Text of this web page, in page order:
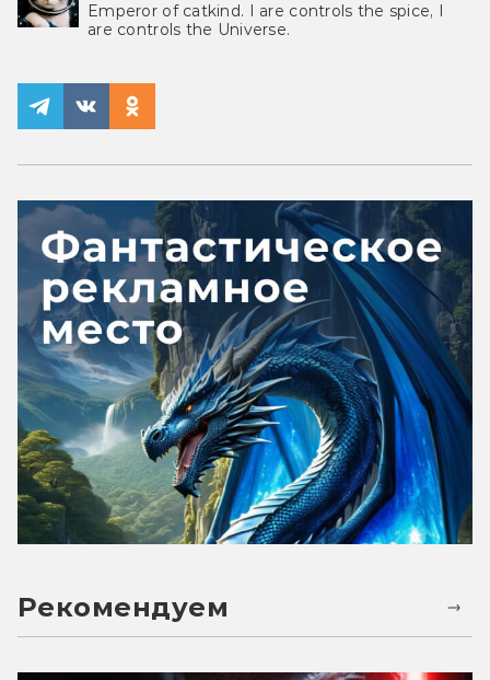
Emperor of catkind. I are controls the spice, I
are controls the Universe.
Рекомендуем